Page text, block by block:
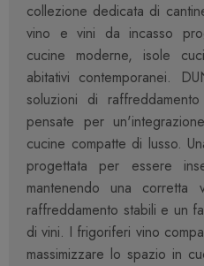
collezione dedicata di
vino e vini da incasso
cucine moderne, isole
abitativi contemporanei.
soluzioni di
pensate per
cucine compatte di lusso.
progettata per essere
mantenendo una corretta
raffreddamento stabili e un
di vini. I frigoriferi vino
massimizzare lo spazio in